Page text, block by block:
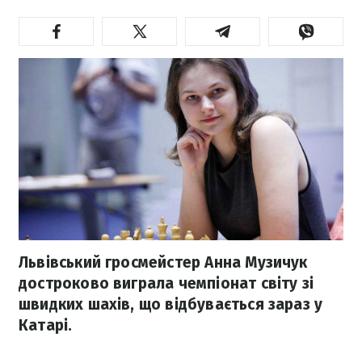
Львівський гросмейстер Анна Музичук
достроково виграла чемпіонат світу зі
швидких шахів, що відбувається зараз у
Катарі.